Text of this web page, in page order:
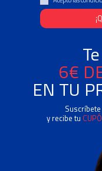
6€
EN TU
y recibe tu